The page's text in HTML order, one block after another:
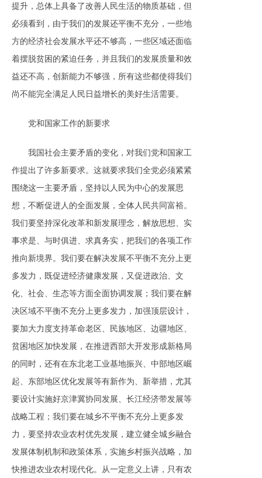
提升，总体上具备了改善人民生活的物质基础，但
必须看到，由于我们的发展还平衡不充分，一些地
方的经济社会发展水平还不够高，一些区域还面临
着摆脱贫困的紧迫任务，并且我们的发展质量和效
益还不高，创新能力不够强，所有这些都使得我们
尚不能完全满足人民日益增长的美好生活需要。
党和国家工作的新要求
我国社会主要矛盾的变化，对我们党和国家工
作提出了许多新要求。这就要求我们全党必须紧紧
围绕这一主要矛盾，坚持以人民为中心的发展思
想，不断促进人的全面发展，全体人民共同富裕。
我们要坚持深化改革和新发展理念，解放思想、实
事求是、与时俱进、求真务实，把我们的各项工作
推向新境界。我们要在解决发展不平衡不充分上更
多发力，既促进经济健康发展，又促进政治、文
化、社会、生态等方面全面协调发展；我们要在解
决区域不平衡不充分上更多发力，加强顶层设计，
要加大力度支持革命老区、民族地区、边疆地区、
贫困地区加快发展，在推进西部大开发形成新格局
的同时，还有在东北老工业基地振兴、中部地区崛
起、东部地区优化发展等有新作为、新举措，尤其
要设计实施好京津冀协同发展、长江经济带发展等
战略工程；我们要在城乡不平衡不充分上更多发
力，要坚持农业农村优先发展，建立健全城乡融合
发展体制机制和政策体系，实施乡村振兴战略，加
快推进农业农村现代化。从一定意义上讲，只有农